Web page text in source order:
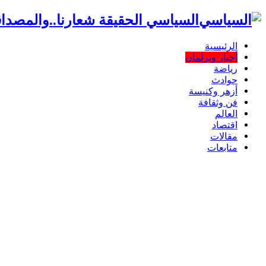
السياسي الحقيقة
الرئيسية
أخبار وبرلمان
رياضة
حوادث
أزهر وكنيسة
فن وثقافة
العالم
اقتصاد
مقالات
متابعات